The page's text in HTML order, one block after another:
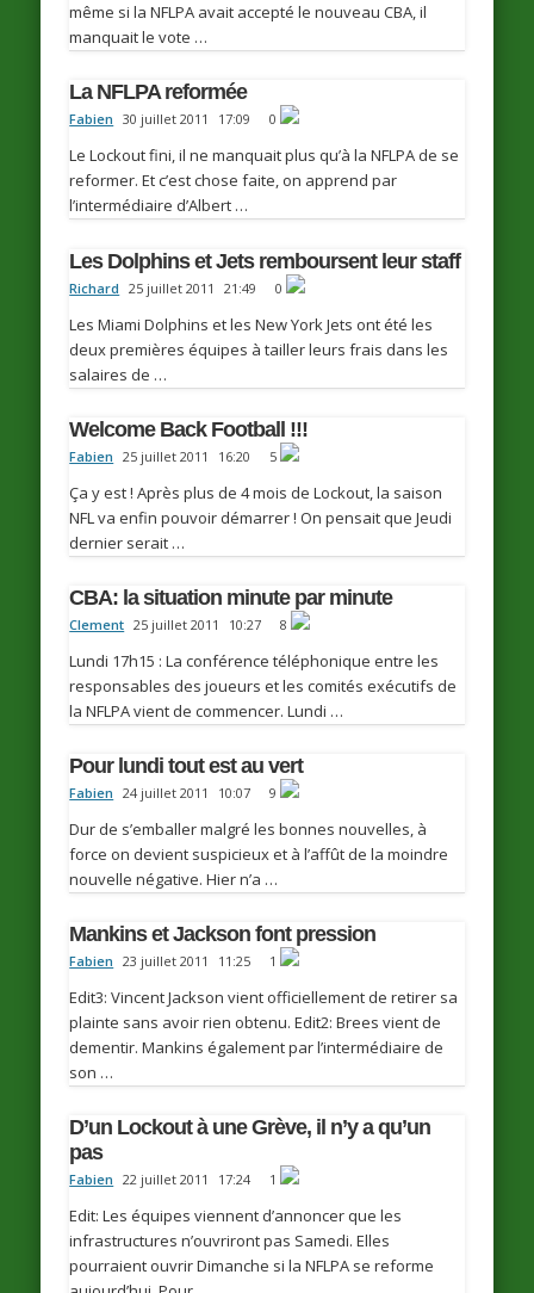
même si la NFLPA avait accepté le nouveau CBA, il
manquait le vote …
La NFLPA reformée
Fabien 30 juillet 2011 17:09 0
Le Lockout fini, il ne manquait plus qu’à la NFLPA de se
reformer. Et c’est chose faite, on apprend par
l’intermédiaire d’Albert …
Les Dolphins et Jets remboursent leur staff
Richard 25 juillet 2011 21:49 0
Les Miami Dolphins et les New York Jets ont été les
deux premières équipes à tailler leurs frais dans les
salaires de …
Welcome Back Football !!!
Fabien 25 juillet 2011 16:20 5
Ça y est ! Après plus de 4 mois de Lockout, la saison
NFL va enfin pouvoir démarrer ! On pensait que Jeudi
dernier serait …
CBA: la situation minute par minute
Clement 25 juillet 2011 10:27 8
Lundi 17h15 : La conférence téléphonique entre les
responsables des joueurs et les comités exécutifs de
la NFLPA vient de commencer. Lundi …
Pour lundi tout est au vert
Fabien 24 juillet 2011 10:07 9
Dur de s’emballer malgré les bonnes nouvelles, à
force on devient suspicieux et à l’affût de la moindre
nouvelle négative. Hier n’a …
Mankins et Jackson font pression
Fabien 23 juillet 2011 11:25 1
Edit3: Vincent Jackson vient officiellement de retirer sa
plainte sans avoir rien obtenu. Edit2: Brees vient de
dementir. Mankins également par l’intermédiaire de
son …
D’un Lockout à une Grève, il n’y a qu’un
pas
Fabien 22 juillet 2011 17:24 1
Edit: Les équipes viennent d’annoncer que les
infrastructures n’ouvriront pas Samedi. Elles
pourraient ouvrir Dimanche si la NFLPA se reforme